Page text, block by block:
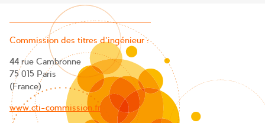
Commission des titres d’ingénieur :
44 rue Cambronne
75 015 Paris
(France)
www.cti-commission.fr